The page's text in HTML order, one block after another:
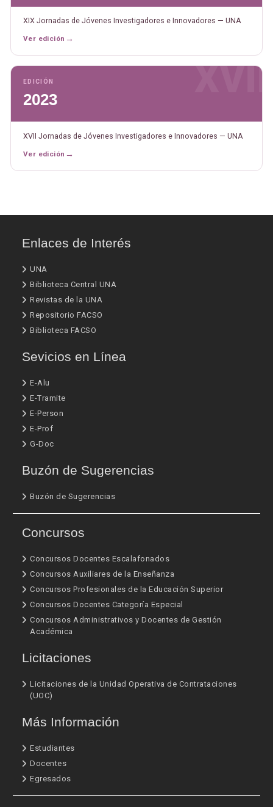
XIX Jornadas de Jóvenes Investigadores e Innovadores — UNA
Ver edición →
XVII
EDICIÓN
2023
XVII Jornadas de Jóvenes Investigadores e Innovadores — UNA
Ver edición →
Enlaces de Interés
UNA
Biblioteca Central UNA
Revistas de la UNA
Repositorio FACSO
Biblioteca FACSO
Sevicios en Línea
E-Alu
E-Tramite
E-Person
E-Prof
G-Doc
Buzón de Sugerencias
Buzón de Sugerencias
Concursos
Concursos Docentes Escalafonados
Concursos Auxiliares de la Enseñanza
Concursos Profesionales de la Educación Superior
Concursos Docentes Categoría Especial
Concursos Administrativos y Docentes de Gestión
Académica
Licitaciones
Licitaciones de la Unidad Operativa de Contrataciones
(UOC)
Más Información
Estudiantes
Docentes
Egresados